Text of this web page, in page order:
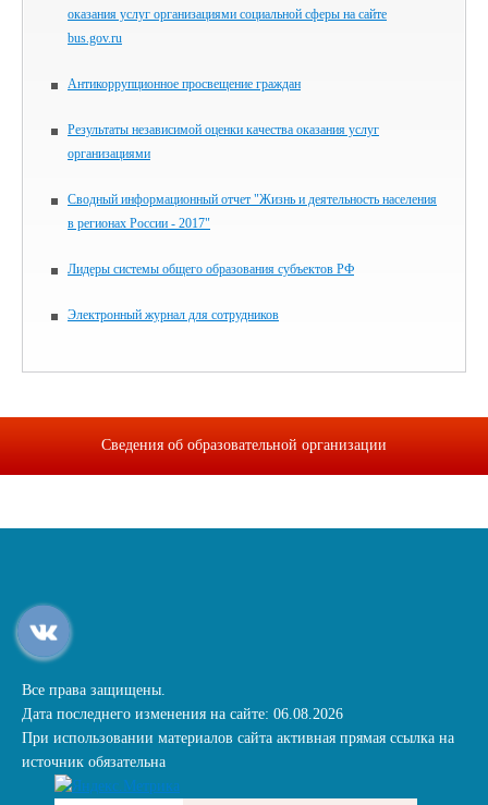
оказания услуг организациями социальной сферы на сайте
bus.gov.ru
Антикоррупционное просвещение граждан
Результаты независимой оценки качества оказания услуг
организациями
Сводный информационный отчет "Жизнь и деятельность населения
в регионах России - 2017"
Лидеры системы общего образования субъектов РФ
Электронный журнал для сотрудников
Сведения об образовательной организации
Все права защищены.
Дата последнего изменения на сайте: 06.08.2026
При использовании материалов сайта активная прямая ссылка на
источник обязательна